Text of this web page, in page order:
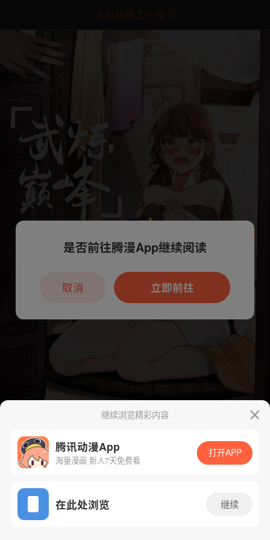
点击加载上一章节
App免费看
下一话 腾漫App免费看
继续浏览精彩内容
腾讯动漫App
海量漫画 新人7天免费看
打开APP
在此处浏览 继续
本章节仅支持App阅读，可打开App新用
户7天免费看
是否前往腾漫App继续阅读
立即前往
取消